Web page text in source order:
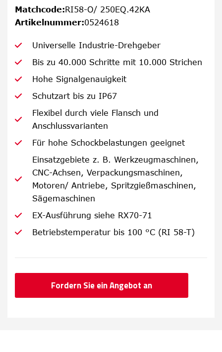
Matchcode:RI58-O/ 250EQ.42KA
Artikelnummer:0524618
Universelle Industrie-Drehgeber
Bis zu 40.000 Schritte mit 10.000 Strichen
Hohe Signalgenauigkeit
Schutzart bis zu IP67
Flexibel durch viele Flansch und
Anschlussvarianten
Für hohe Schockbelastungen geeignet
Einsatzgebiete z. B. Werkzeugmaschinen,
CNC-Achsen, Verpackungsmaschinen,
Motoren/ Antriebe, Spritzgießmaschinen,
Sägemaschinen
EX-Ausführung siehe RX70-71
Betriebstemperatur bis 100 °C (RI 58-T)
Fordern Sie ein Angebot an